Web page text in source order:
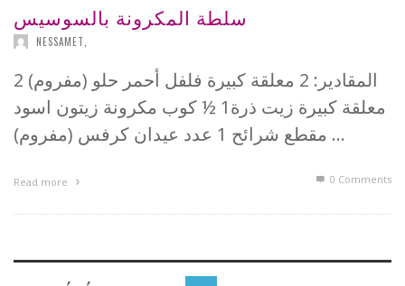
سلطة المكرونة بالسوسيس
NESSAMET
المقادير: 2 معلقة كبيرة فلفل أحمر حلو (مفروم) 2
معلقة كبيرة زيت ذرة1 ½ كوب مكرونة زيتون اسود
مقطع شرائح 1 عدد عيدان كرفس (مفروم) …
Read more 0 Comments